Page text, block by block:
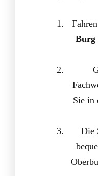
Burg
Sie in
Die